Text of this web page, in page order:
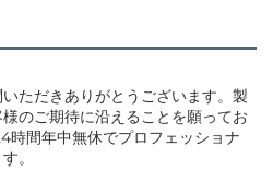
ただきありがとうございます。製
のご期待に沿えることを願ってお
時間年中無休でプロフェッショナ
。